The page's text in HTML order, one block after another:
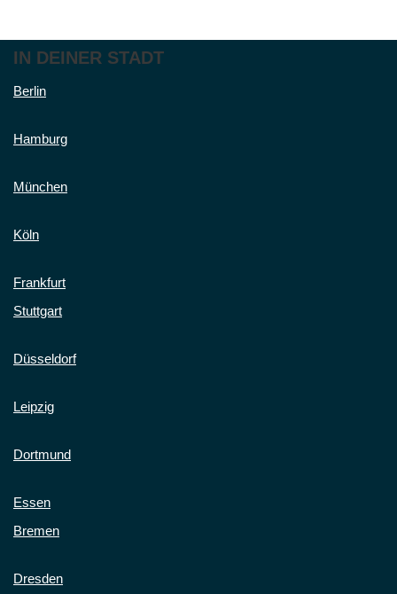
IN DEINER STADT
Berlin
Hamburg
München
Köln
Frankfurt
Stuttgart
Düsseldorf
Leipzig
Dortmund
Essen
Bremen
Dresden